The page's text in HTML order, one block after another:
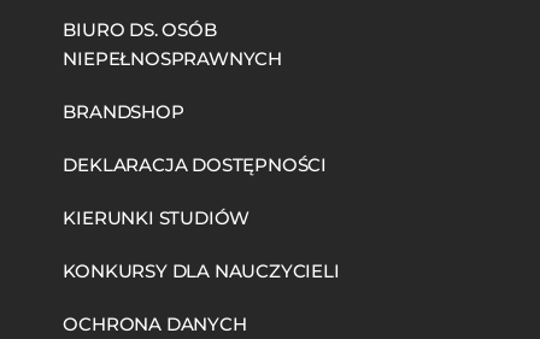
BIURO DS. OSÓB
NIEPEŁNOSPRAWNYCH
BRANDSHOP
DEKLARACJA DOSTĘPNOŚCI
KIERUNKI STUDIÓW
KONKURSY DLA NAUCZYCIELI
OCHRONA DANYCH